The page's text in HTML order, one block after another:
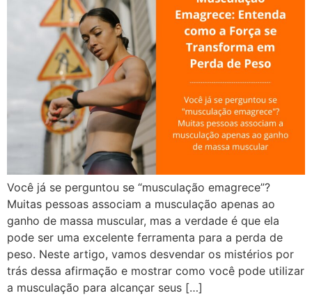
Você já se perguntou se “musculação emagrece”?
Muitas pessoas associam a musculação apenas ao
ganho de massa muscular, mas a verdade é que ela
pode ser uma excelente ferramenta para a perda de
peso. Neste artigo, vamos desvendar os mistérios por
trás dessa afirmação e mostrar como você pode utilizar
a musculação para alcançar seus […]